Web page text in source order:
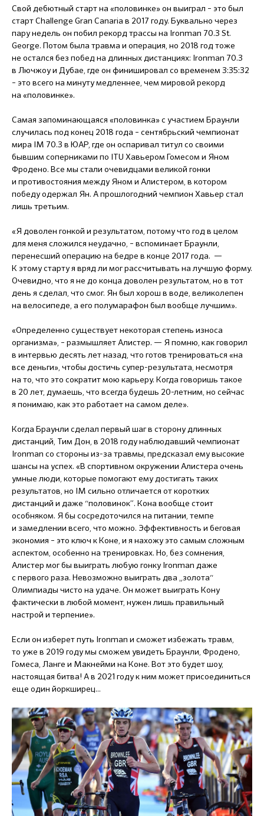
Свой дебютный старт на «половинке» он выиграл – это был
старт Challenge Gran Canaria в 2017 году. Буквально через
пару недель он побил рекорд трассы на Ironman 70.3 St.
George. Потом была травма и операция, но 2018 год тоже
не остался без побед на длинных дистанциях: Ironman 70.3
в Лючжоу и Дубае, где он финишировал со временем 3:35:32
– это всего на минуту медленнее, чем мировой рекорд
на «половинке».
Самая запоминающаяся «половинка» с участием Браунли
случилась под конец 2018 года – сентябрьский чемпионат
мира IM 70.3 в ЮАР, где он оспаривал титул со своими
бывшим соперниками по ITU Хавьером Гомесом и Яном
Фродено. Все мы стали очевидцами великой гонки
и противостояния между Яном и Алистером, в котором
победу одержал Ян. А прошлогодний чемпион Хавьер стал
лишь третьим.
«Я доволен гонкой и результатом, потому что год в целом
для меня сложился неудачно, – вспоминает Браунли,
перенесший операцию на бедре в конце 2017 года. —
К этому старту я вряд ли мог рассчитывать на лучшую форму.
Очевидно, что я не до конца доволен результатом, но в тот
день я сделал, что смог. Ян был хорош в воде, великолепен
на велосипеде, а его полумарафон был вообще лучшим».
«Определенно существует некоторая степень износа
организма», – размышляет Алистер. — Я помню, как говорил
в интервью десять лет назад, что готов тренироваться «на
все деньги», чтобы достичь супер-результата, несмотря
на то, что это сократит мою карьеру. Когда говоришь такое
в 20 лет, думаешь, что всегда будешь 20-летним, но сейчас
я понимаю, как это работает на самом деле».
Когда Браунли сделал первый шаг в сторону длинных
дистанций, Тим Дон, в 2018 году наблюдавший чемпионат
Ironman со стороны из-за травмы, предсказал ему высокие
шансы на успех. «В спортивном окружении Алистера очень
умные люди, которые помогают ему достигать таких
результатов, но IM сильно отличается от коротких
дистанций и даже “половинок”. Кона вообще стоит
особняком. Я бы сосредоточился на питании, темпе
и замедлении всего, что можно. Эффективность и беговая
экономия – это ключ к Коне, и я нахожу это самым сложным
аспектом, особенно на тренировках. Но, без сомнения,
Алистер мог бы выиграть любую гонку Ironman даже
с первого раза. Невозможно выиграть два „золота“
Олимпиады чисто на удаче. Он может выиграть Кону
фактически в любой момент, нужен лишь правильный
настрой и терпение».
Если он изберет путь Ironman и сможет избежать травм,
то уже в 2019 году мы сможем увидеть Браунли, Фродено,
Гомеса, Ланге и Макнейми на Коне. Вот это будет шоу,
настоящая битва! А в 2021 году к ним может присоединиться
еще один йоркширец...